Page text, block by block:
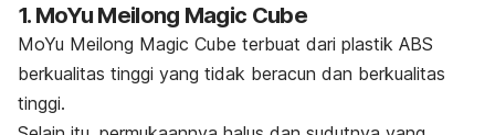
1. MoYu Meilong Magic Cube
MoYu Meilong Magic Cube terbuat dari plastik ABS
berkualitas tinggi yang tidak beracun dan berkualitas
tinggi.